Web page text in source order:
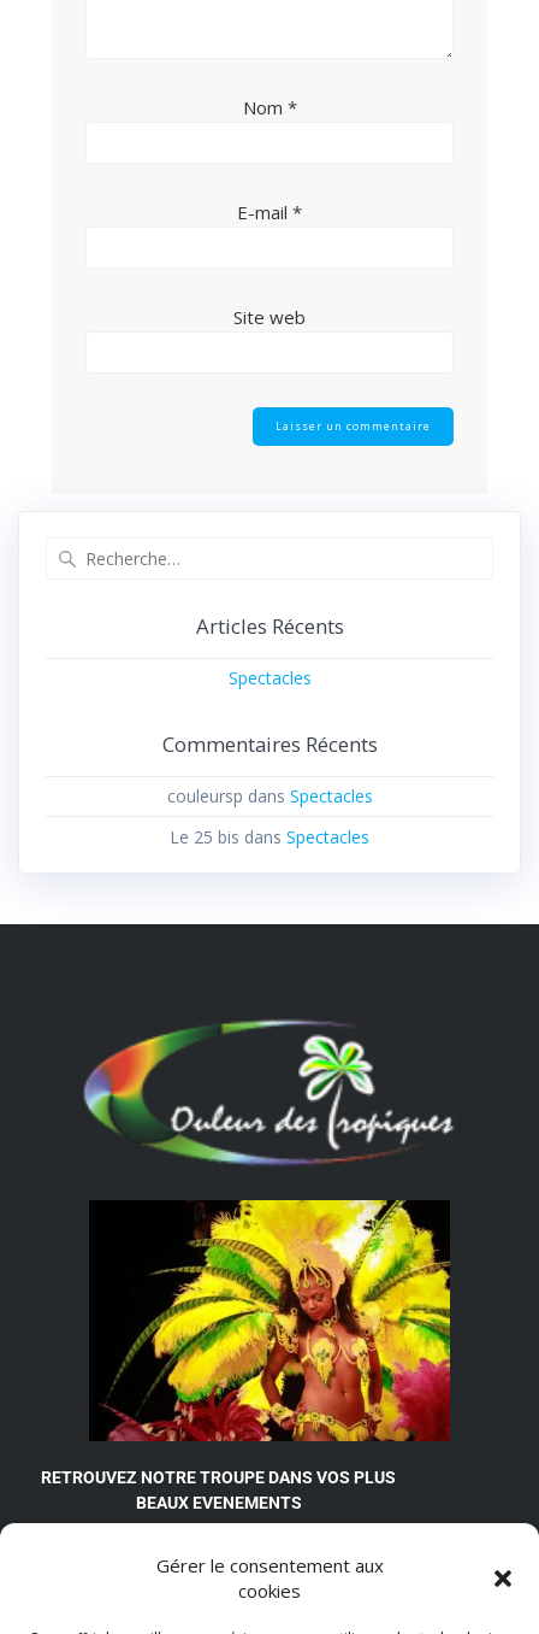
Gérer le consentement aux
cookies
Nom *
E-mail *
Site web
Articles Récents
Spectacles
Commentaires Récents
couleursp dans Spectacles
Le 25 bis dans Spectacles
RETROUVEZ NOTRE TROUPE DANS VOS PLUS
BEAUX EVENEMENTS
11, avenue Lamartine
92600 Asnières-sur-Seine